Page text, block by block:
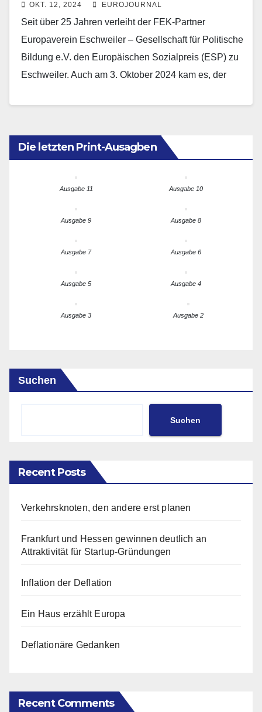
Eschweiler ausgezeichnet
OKT. 12, 2024 EUROJOURNAL
Seit über 25 Jahren verleiht der FEK-Partner
Europaverein Eschweiler – Gesellschaft für Politische
Bildung e.V. den Europäischen Sozialpreis (ESP) zu
Eschweiler. Auch am 3. Oktober 2024 kam es, der
Die letzten Print-Ausagben
Ausgabe 11 Ausgabe 10
Ausgabe 9 Ausgabe 8
Ausgabe 7 Ausgabe 6
Ausgabe 5 Ausgabe 4
Ausgabe 3 Ausgabe 2
Suchen
Suchen
Recent Posts
Verkehrsknoten, den andere erst planen
Frankfurt und Hessen gewinnen deutlich an
Attraktivität für Startup-Gründungen
Inflation der Deflation
Ein Haus erzählt Europa
Deflationäre Gedanken
Recent Comments